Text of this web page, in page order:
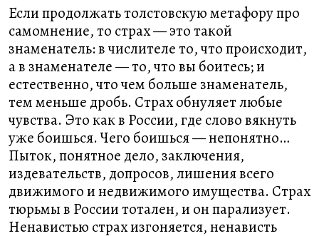
Если продолжать толстовскую метафору про
самомнение, то страх — это такой
знаменатель: в числителе то, что происходит,
а в знаменателе — то, что вы боитесь; и
естественно, что чем больше знаменатель,
тем меньше дробь. Страх обнуляет любые
чувства. Это как в России, где слово вякнуть
уже боишься. Чего боишься — непонятно…
Пыток, понятное дело, заключения,
издевательств, допросов, лишения всего
движимого и недвижимого имущества. Страх
тюрьмы в России тотален, и он парализует.
Ненавистью страх изгоняется, ненависть